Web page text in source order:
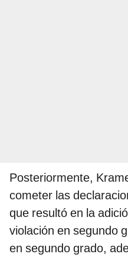
Posteriormente,
cometer las
que resultó en la
violación en segundo
en segundo grado,